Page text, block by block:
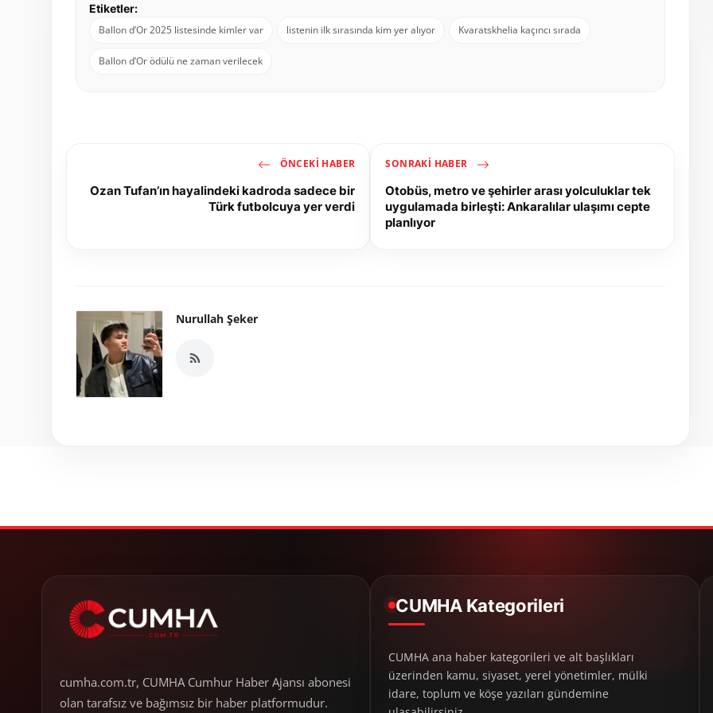
Etiketler:
Ballon d’Or 2025 listesinde kimler var
listenin ilk sırasında kim yer alıyor Kvaratskhelia kaçıncı sırada
Ballon d’Or ödülü ne zaman verilecek
ÖNCEKI HABER
Ozan Tufan’ın hayalindeki kadroda sadece bir
Türk futbolcuya yer verdi
SONRAKI HABER
Otobüs, metro ve şehirler arası yolculuklar tek
uygulamada birleşti: Ankaralılar ulaşımı cepte
planlıyor
Nurullah Şeker
cumha.com.tr, CUMHA Cumhur Haber Ajansı abonesi
olan tarafsız ve bağımsız bir haber platformudur.
CUMHA Kategorileri
CUMHA ana haber kategorileri ve alt başlıkları
üzerinden kamu, siyaset, yerel yönetimler, mülki
idare, toplum ve köşe yazıları gündemine